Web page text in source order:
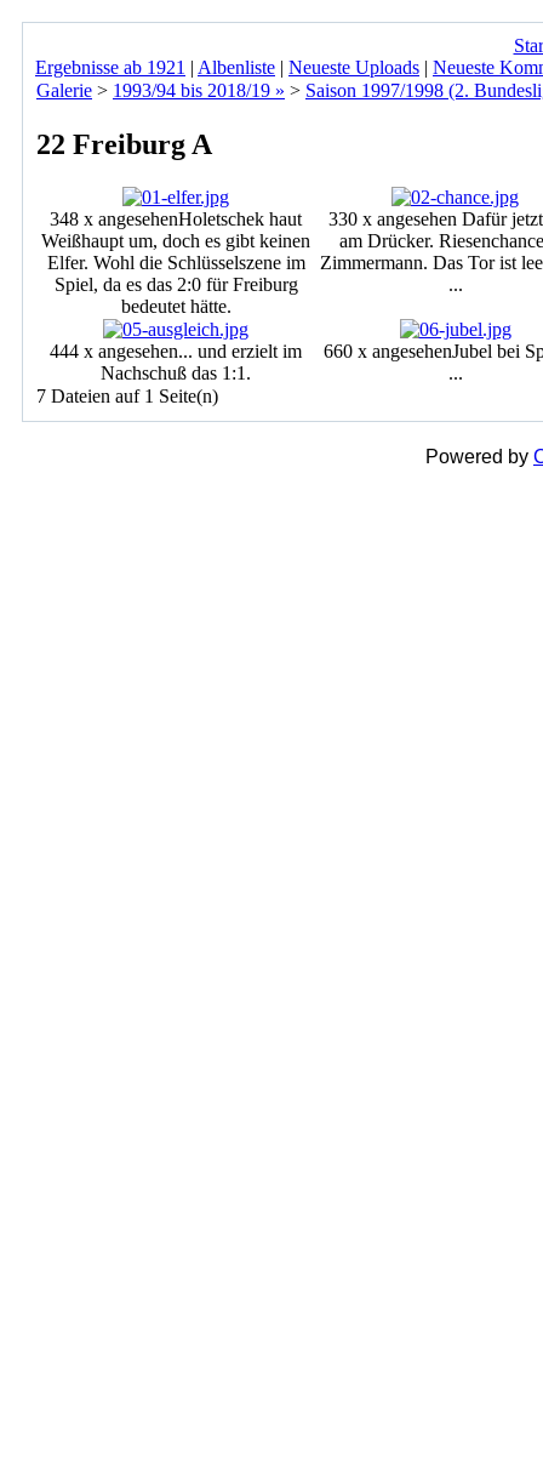
Ergebnisse ab 1921 | Albenliste | Neueste Uploads | Neueste
Galerie > 1993/94 bis 2018/19 » > Saison 1997/1998 (2.
22 Freiburg A
348 x angesehenHoletschek haut
Weißhaupt um, doch es gibt keinen
Elfer. Wohl die Schlüsselszene im
Spiel, da es das 2:0 für Freiburg
bedeutet hätte.
330 x angesehen Dafür
am Drücker.
Zimmermann. Das Tor ist
...
444 x angesehen... und erzielt im
Nachschuß das 1:1.
660 x angesehenJubel bei
...
7 Dateien auf 1 Seite(n)
Powered by